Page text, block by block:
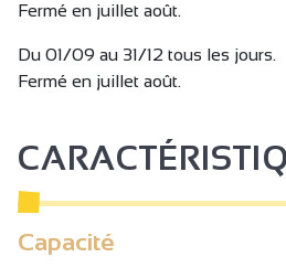
Fermé en juillet août.
Du 01/09 au 31/12 tous les jours.
Fermé en juillet août.
Capacité